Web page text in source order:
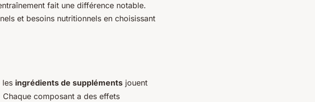
fait une différence notable.
et besoins nutritionnels en choisissant
les ingrédients de suppléments jouent
composant a des effets